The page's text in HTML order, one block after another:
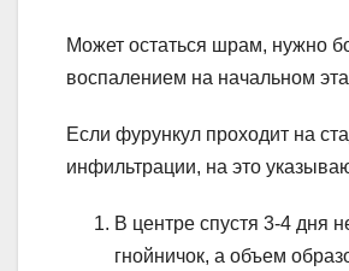
Может остаться шрам, нужно
воспалением на начальном
Если фурункул проходит на
инфильтрации, на это
В центре спустя 3-4 дня
гнойничок, а объем